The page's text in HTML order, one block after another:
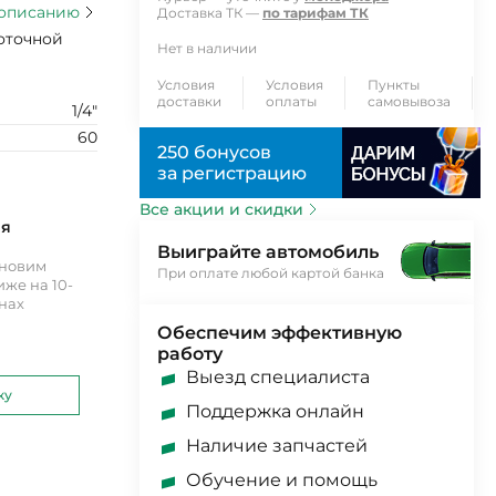
1/4"
60
на 10-
Доставка ТК — по тарифам ТК
Нет в наличии
Условия
доставки
Условия
оплаты
Пункты
самовывоза
250 бонусов
за регистрацию
Все акции и скидки
Выиграйте автомобиль
При оплате любой картой банка
Обеспечим эффективную
работу
Выезд специалиста
Поддержка онлайн
Наличие запчастей
Обучение и помощь